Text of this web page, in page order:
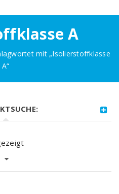
A
mit „Isolierstoffklasse
A“